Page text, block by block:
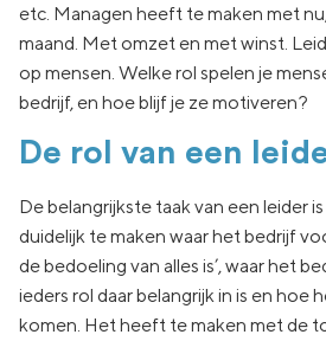
etc. Managen heeft te maken met
maand. Met omzet en met winst.
op mensen. Welke rol spelen je
bedrijf, en hoe blijf je ze motiveren?
De rol van een
De belangrijkste taak van een leider
duidelijk te maken waar het bedrijf
de bedoeling van alles is’, waar het
ieders rol daar belangrijk in is en hoe
komen. Het heeft te maken met de